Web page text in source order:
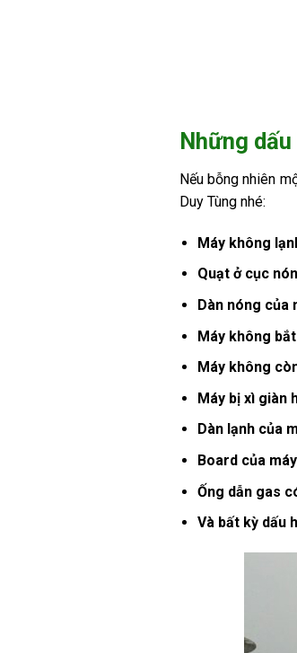
Những
Nếu bỗng nhiên
Duy Tùng nhé:
Máy không
Quạt ở cục
Dàn nóng của
Máy không
Máy không
Máy bị xì giàn
Dàn lạnh của
Board của
Ống dẫn gas
Và bất kỳ dấu